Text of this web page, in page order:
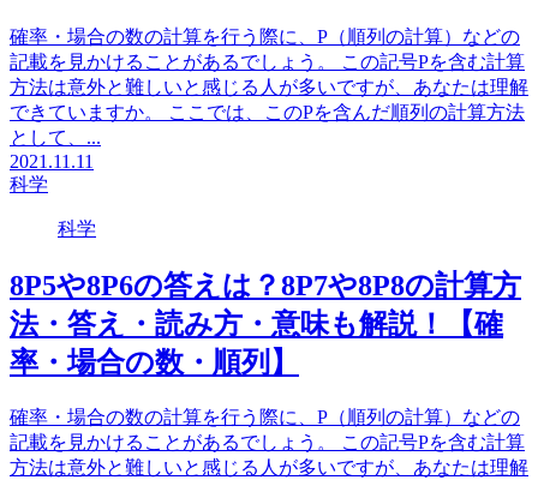
確率・場合の数の計算を行う際に、P（順列の計算）などの
記載を見かけることがあるでしょう。 この記号Pを含む計算
方法は意外と難しいと感じる人が多いですが、あなたは理解
できていますか。 ここでは、このPを含んだ順列の計算方法
として、...
2021.11.11
科学
科学
8P5や8P6の答えは？8P7や8P8の計算方
法・答え・読み方・意味も解説！【確
率・場合の数・順列】
確率・場合の数の計算を行う際に、P（順列の計算）などの
記載を見かけることがあるでしょう。 この記号Pを含む計算
方法は意外と難しいと感じる人が多いですが、あなたは理解